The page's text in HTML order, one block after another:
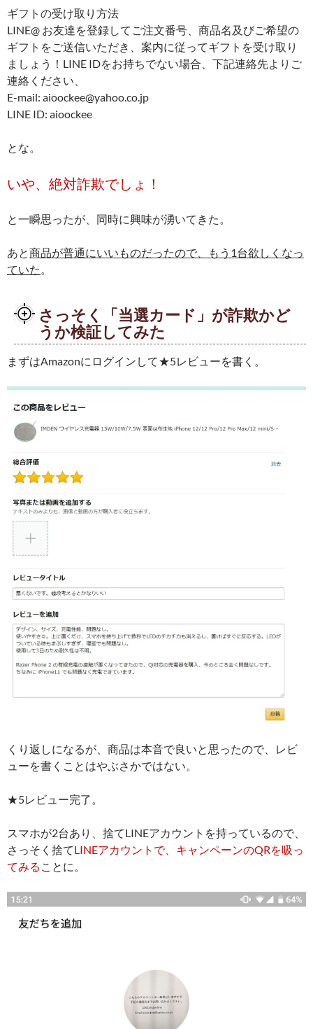
ギフトの受け取り方法
LINE@ お友達を登録してご注文番号、商品名及びご希望の
ギフトをご送信いただき、案内に従ってギフトを受け取り
ましょう！LINE IDをお持ちでない場合、下記連絡先よりご
連絡ください、
E-mail: aioockee@yahoo.co.jp
LINE ID: aioockee
とな。
いや、絶対詐欺でしょ！
と一瞬思ったが、同時に興味が湧いてきた。
あと商品が普通にいいものだったので、もう1台欲しくなっ
ていた 。
さっそく「当選カード」が詐欺かど
うか検証してみた
まずはAmazonにログインして★5レビューを書く。
くり返しになるが、商品は本音で良いと思ったので、レビ
ューを書くことはやぶさかではない。
★5レビュー完了。
スマホが2台あり、捨てLINEアカウントを持っているので、
さっそく捨てLINEアカウントで、キャンペーンのQRを吸っ
てみる ことに。